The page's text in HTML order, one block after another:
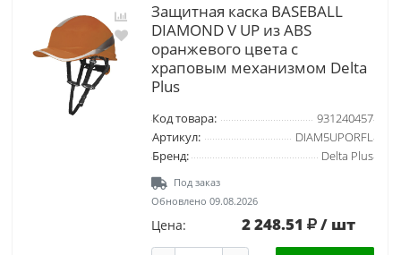
Защитная каска BASEBALL
DIAMOND V UP из ABS
оранжевого цвета с
храповым механизмом Delta
Plus
Код товара:
931240457
Артикул:
DIAM5UPORFL
Бренд:
Delta Plus
Под заказ
Обновлено 09.08.2026
Цена: 2 248.51 / шт